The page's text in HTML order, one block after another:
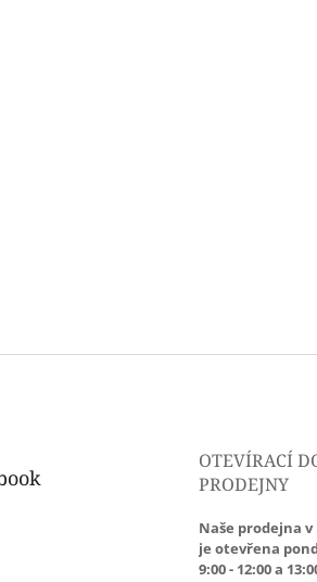
OTEVÍRACÍ
PRODEJNY
Naše prodejna v
je otevřena
9:00 - 12:00 a